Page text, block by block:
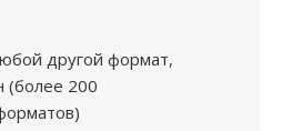
другой формат,
(более 200